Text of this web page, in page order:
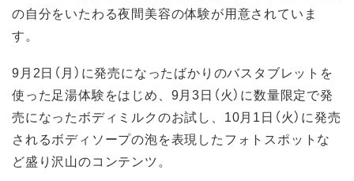
の自分をいたわる夜間美容の体験が用意されていま
す。
9月2日（月）に発売になったばかりのバスタブレットを
使った足湯体験をはじめ、9月3日（火）に数量限定で発
売になったボディミルクのお試し、10月1日（火）に発売
されるボディソープの泡を表現したフォトスポットな
ど盛り沢山のコンテンツ。